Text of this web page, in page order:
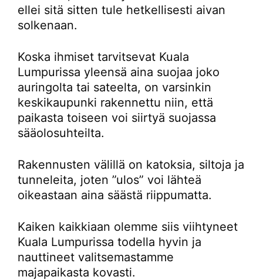
ellei sitä sitten tule hetkellisesti aivan
solkenaan.
Koska ihmiset tarvitsevat Kuala
Lumpurissa yleensä aina suojaa joko
auringolta tai sateelta, on varsinkin
keskikaupunki rakennettu niin, että
paikasta toiseen voi siirtyä suojassa
sääolosuhteilta.
Rakennusten välillä on katoksia, siltoja ja
tunneleita, joten ”ulos” voi lähteä
oikeastaan aina säästä riippumatta.
Kaiken kaikkiaan olemme siis viihtyneet
Kuala Lumpurissa todella hyvin ja
nauttineet valitsemastamme
majapaikasta kovasti.